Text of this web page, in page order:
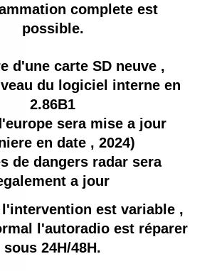
complete est
possible.
d'une carte SD neuve ,
du logiciel interne en
2.86B1
sera mise a jour
en date , 2024)
de dangers radar sera
a jour
l'intervention est variable ,
l'autoradio est réparer
sous 24H/48H.